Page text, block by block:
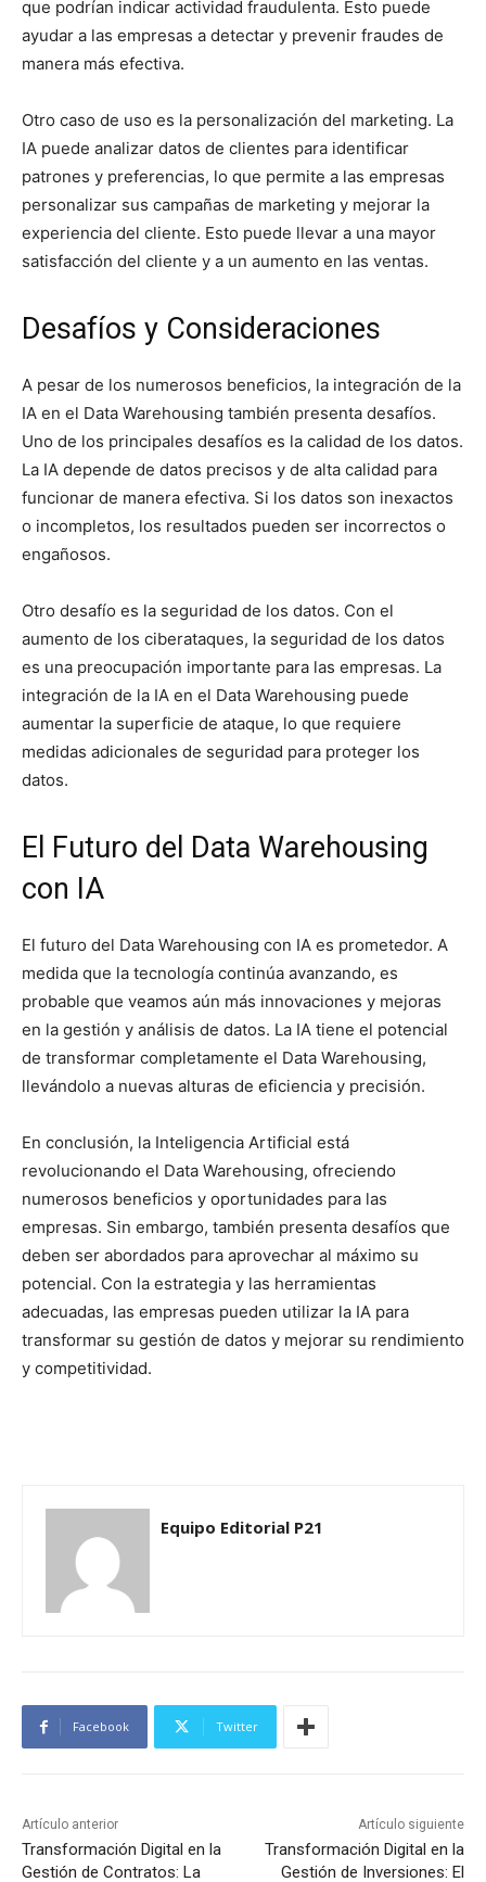
que podrían indicar actividad fraudulenta. Esto puede
ayudar a las empresas a detectar y prevenir fraudes de
manera más efectiva.
Otro caso de uso es la personalización del marketing. La
IA puede analizar datos de clientes para identificar
patrones y preferencias, lo que permite a las empresas
personalizar sus campañas de marketing y mejorar la
experiencia del cliente. Esto puede llevar a una mayor
satisfacción del cliente y a un aumento en las ventas.
Desafíos y Consideraciones
A pesar de los numerosos beneficios, la integración de la
IA en el Data Warehousing también presenta desafíos.
Uno de los principales desafíos es la calidad de los datos.
La IA depende de datos precisos y de alta calidad para
funcionar de manera efectiva. Si los datos son inexactos
o incompletos, los resultados pueden ser incorrectos o
engañosos.
Otro desafío es la seguridad de los datos. Con el
aumento de los ciberataques, la seguridad de los datos
es una preocupación importante para las empresas. La
integración de la IA en el Data Warehousing puede
aumentar la superficie de ataque, lo que requiere
medidas adicionales de seguridad para proteger los
datos.
El Futuro del Data Warehousing
con IA
El futuro del Data Warehousing con IA es prometedor. A
medida que la tecnología continúa avanzando, es
probable que veamos aún más innovaciones y mejoras
en la gestión y análisis de datos. La IA tiene el potencial
de transformar completamente el Data Warehousing,
llevándolo a nuevas alturas de eficiencia y precisión.
En conclusión, la Inteligencia Artificial está
revolucionando el Data Warehousing, ofreciendo
numerosos beneficios y oportunidades para las
empresas. Sin embargo, también presenta desafíos que
deben ser abordados para aprovechar al máximo su
potencial. Con la estrategia y las herramientas
adecuadas, las empresas pueden utilizar la IA para
transformar su gestión de datos y mejorar su rendimiento
y competitividad.
Equipo Editorial P21
Facebook Twitter
Artículo anterior
Transformación Digital en la
Gestión de Contratos: La
Artículo siguiente
Transformación Digital en la
Gestión de Inversiones: El